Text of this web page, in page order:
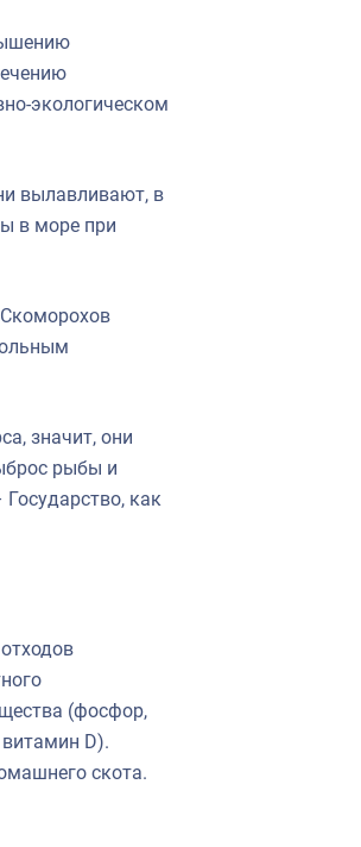
экологическом
вылавливают, в
в море при
значит, они
рыбы и
как
(фосфор,
D).
скота.